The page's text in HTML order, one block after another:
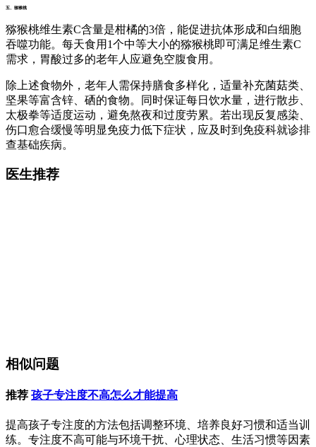
五、猕猴桃
猕猴桃维生素C含量是柑橘的3倍，能促进抗体形成和白细胞
吞噬功能。每天食用1个中等大小的猕猴桃即可满足维生素C
需求，胃酸过多的老年人应避免空腹食用。
除上述食物外，老年人需保持膳食多样化，适量补充菌菇类、
坚果等富含锌、硒的食物。同时保证每日饮水量，进行散步、
太极拳等适度运动，避免熬夜和过度劳累。若出现反复感染、
伤口愈合缓慢等明显免疫力低下症状，应及时到免疫科就诊排
查基础疾病。
医生推荐
相似问题
推荐 孩子专注度不高怎么才能提高
提高孩子专注度的方法包括调整环境、培养良好习惯和适当训
练。专注度不高可能与环境干扰、心理状态、生活习惯等因素